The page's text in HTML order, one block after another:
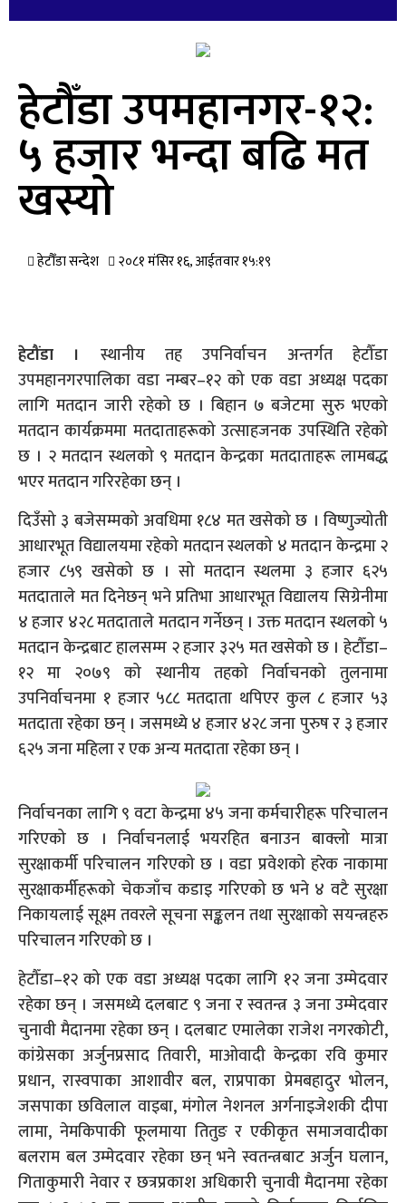
हेटौँडा उपमहानगर-१२:
५ हजार भन्दा बढि मत
खस्यो
हेटौँडा सन्देश २०८१ मंसिर १६, आईतवार १५:१९
हेटौंडा । स्थानीय तह उपनिर्वाचन अन्तर्गत हेटौँडा
उपमहानगरपालिका वडा नम्बर–१२ को एक वडा अध्यक्ष पदका
लागि मतदान जारी रहेको छ । बिहान ७ बजेटमा सुरु भएको
मतदान कार्यक्रममा मतदाताहरूको उत्साहजनक उपस्थिति रहेको
छ । २ मतदान स्थलको ९ मतदान केन्द्रका मतदाताहरू लामबद्ध
भएर मतदान गरिरहेका छन् ।
दिउँसो ३ बजेसम्मको अवधिमा १८४ मत खसेको छ । विष्णुज्योती
आधारभूत विद्यालयमा रहेको मतदान स्थलको ४ मतदान केन्द्रमा २
हजार ८५९ खसेको छ । सो मतदान स्थलमा ३ हजार ६२५
मतदाताले मत दिनेछन् भने प्रतिभा आधारभूत विद्यालय सिग्रेनीमा
४ हजार ४२८ मतदाताले मतदान गर्नेछन् । उक्त मतदान स्थलको ५
मतदान केन्द्रबाट हालसम्म २ हजार ३२५ मत खसेको छ । हेटौँडा–
१२ मा २०७९ को स्थानीय तहको निर्वाचनको तुलनामा
उपनिर्वाचनमा १ हजार ५८८ मतदाता थपिएर कुल ८ हजार ५३
मतदाता रहेका छन् । जसमध्ये ४ हजार ४२८ जना पुरुष र ३ हजार
६२५ जना महिला र एक अन्य मतदाता रहेका छन् ।
निर्वाचनका लागि ९ वटा केन्द्रमा ४५ जना कर्मचारीहरू परिचालन
गरिएको छ । निर्वाचनलाई भयरहित बनाउन बाक्लो मात्रा
सुरक्षाकर्मी परिचालन गरिएको छ । वडा प्रवेशको हरेक नाकामा
सुरक्षाकर्मीहरूको चेकजाँच कडाइ गरिएको छ भने ४ वटै सुरक्षा
निकायलाई सूक्ष्म तवरले सूचना सङ्कलन तथा सुरक्षाको सयन्त्रहरु
परिचालन गरिएको छ ।
हेटौँडा–१२ को एक वडा अध्यक्ष पदका लागि १२ जना उम्मेदवार
रहेका छन् । जसमध्ये दलबाट ९ जना र स्वतन्त्र ३ जना उम्मेदवार
चुनावी मैदानमा रहेका छन् । दलबाट एमालेका राजेश नगरकोटी,
कांग्रेसका अर्जुनप्रसाद तिवारी, माओवादी केन्द्रका रवि कुमार
प्रधान, रास्वपाका आशावीर बल, राप्रपाका प्रेमबहादुर भोलन,
जसपाका छविलाल वाइबा, मंगोल नेशनल अर्गनाइजेशकी दीपा
लामा, नेमकिपाकी फूलमाया तितुङ र एकीकृत समाजवादीका
बलराम बल उम्मेदवार रहेका छन् भने स्वतन्त्रबाट अर्जुन घलान,
गिताकुमारी नेवार र छत्रप्रकाश अधिकारी चुनावी मैदानमा रहेका